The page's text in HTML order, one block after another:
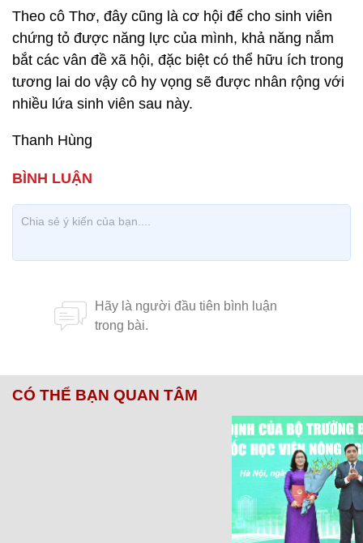
Theo cô Thơ, đây cũng là cơ hội để cho sinh viên
chứng tỏ được năng lực của mình, khả năng nắm
bắt các vân đề xã hội, đặc biệt có thể hữu ích trong
tương lai do vậy cô hy vọng sẽ được nhân rộng với
nhiều lứa sinh viên sau này.
Thanh Hùng
CÓ THỂ BẠN QUAN TÂM